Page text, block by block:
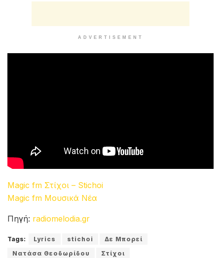
ADVERTISEMENT
Magic fm Στίχοι – Stichoi
Magic fm Μουσικά Νέα
Πηγή: radiomelodia.gr
Tags: Lyrics stichoi
Δε Μπορεί
Νατάσα Θεοδωρίδου
Στίχοι